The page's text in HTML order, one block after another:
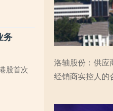
务
股首次
洛轴股份：供应
经销商实控人的